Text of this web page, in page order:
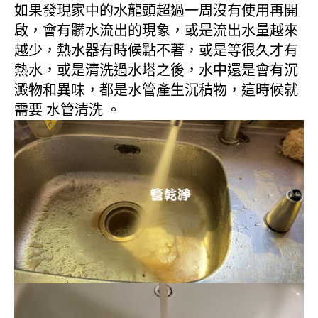
如果發現家中的水龍頭超過一周沒有使用再開
啟，會有髒水流出的現象，或是流出水量越來
越少，熱水器有時候點不著，或是等很久才有
熱水，或是清洗過水塔之後，水中還是會有沉
澱物和異味，都是水管產生沉積物，這時候就
需要 水管清洗 。